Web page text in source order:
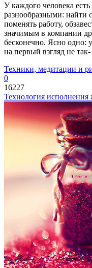
У каждого человека
разнообразными: найти
поменять работу,
значимым в компании
бесконечно. Ясно одно:
на первый взгляд не
Техники, медитации и
0
16227
Технология исполнения